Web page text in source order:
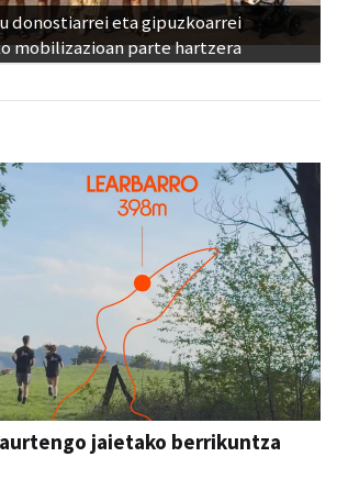
donostiarrei eta gipuzkoarrei
mobilizazioan parte hartzera
jaietako berrikuntza